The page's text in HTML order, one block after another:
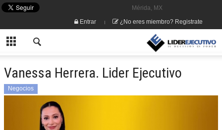
Mérida, MX
Entrar
¿No eres miembro? Registrate
Vanessa Herrera. Lider Ejecutivo
Negocios